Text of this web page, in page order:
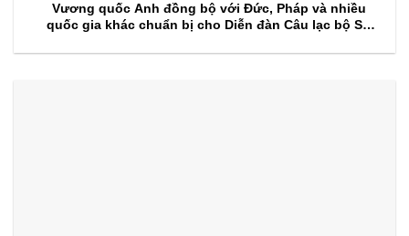
Vương quốc Anh đồng bộ với Đức, Pháp và nhiều
quốc gia khác chuẩn bị cho Diễn đàn Câu lạc bộ Sự